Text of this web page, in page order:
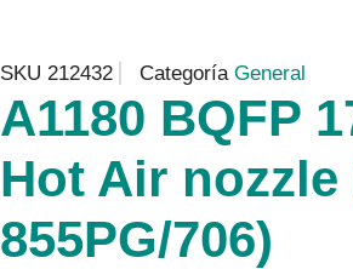
SKU 212432 Categoría General
A1180 BQFP
Hot Air
855PG/706)